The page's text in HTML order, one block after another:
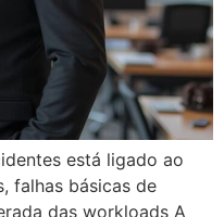
está ligado ao
falhas básicas de
das workloads A